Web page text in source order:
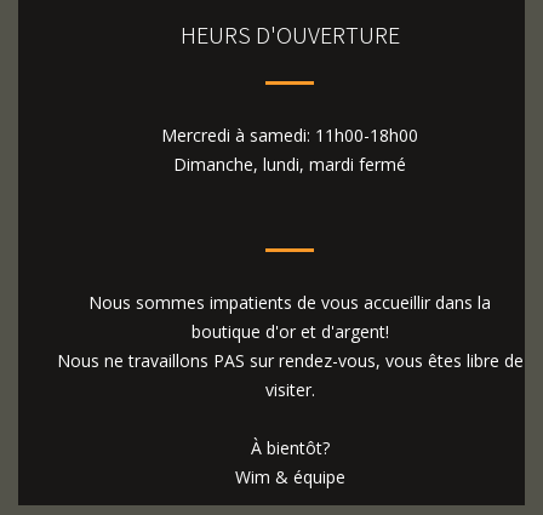
HEURS D'OUVERTURE
Mercredi à samedi: 11h00-18h00
Dimanche, lundi, mardi fermé
Nous sommes impatients de vous accueillir dans la
boutique d'or et d'argent!
Nous ne travaillons PAS sur rendez-vous, vous êtes libre de
visiter.
À bientôt?
Wim & équipe